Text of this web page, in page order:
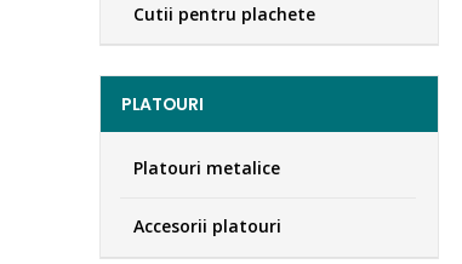
Cutii pentru plachete
PLATOURI
Platouri metalice
Accesorii platouri